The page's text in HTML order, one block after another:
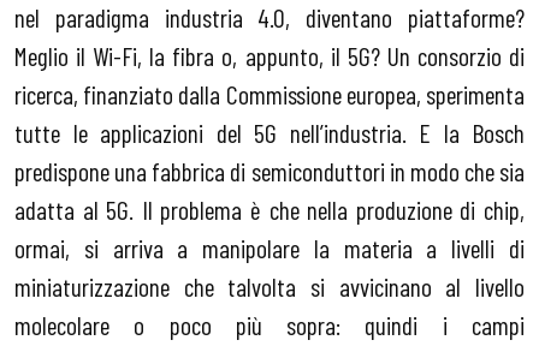
nel paradigma industria 4.0, diventano piattaforme?
Meglio il Wi-Fi, la fibra o, appunto, il 5G? Un consorzio di
ricerca, finanziato dalla Commissione europea, sperimenta
tutte le applicazioni del 5G nell’industria. E la Bosch
predispone una fabbrica di semiconduttori in modo che sia
adatta al 5G. Il problema è che nella produzione di chip,
ormai, si arriva a manipolare la materia a livelli di
miniaturizzazione che talvolta si avvicinano al livello
molecolare o poco più sopra: quindi i campi